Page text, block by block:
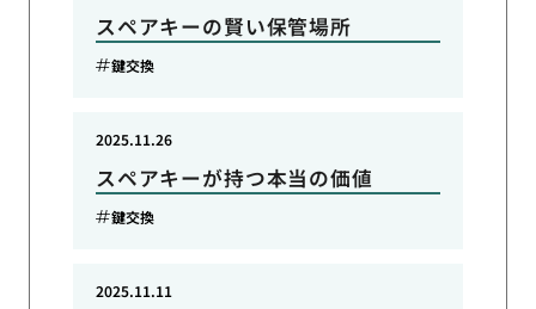
スペアキーの賢い保管場所
鍵交換
スペアキーが持つ本当の価値
2025.11.26
鍵交換
2025.11.11